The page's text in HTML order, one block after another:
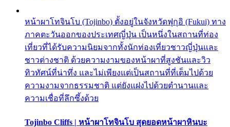
หน้าผาโทจินโบ (Tojinbo) ตั้งอยู่ในจังหวัดฟุกุอิ (Fukui) ทาง
ภาคตะวันออกของประเทศญี่ปุ่น เป็นหนึ่งในสถานที่ท่อง
เที่ยวที่ได้รับความนิยมจากทั้งนักท่องเที่ยวชาวญี่ปุ่นและ
ชาวต่างชาติ ด้วยความงามของหน้าผาที่สูงชันและวิว
ทิวทัศน์ที่น่าทึ่ง และไม่เพียงแต่เป็นสถานที่ที่เต็มไปด้วย
ความงามจากธรรมชาติ แต่ยังแฝงไปด้วยตำนานและ
ความเชื่อที่ลึกซึ้งด้วย
Tojinbo Cliffs | หน้าผาโทจินโบ สุดยอดหน้าผาหินบะ